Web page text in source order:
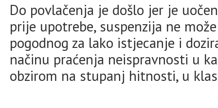
Do povlačenja je došlo jer je
prije upotrebe, suspenzija ne
pogodnog za lako istjecanje i
načinu praćenja neispravnosti u
obzirom na stupanj hitnosti, u